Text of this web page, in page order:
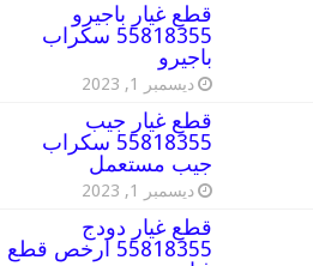
قطع غيار باجيرو
55818355 سكراب
باجيرو
ديسمبر 1, 2023
قطع غيار جيب
55818355 سكراب
جيب مستعمل
ديسمبر 1, 2023
قطع غيار دودج
55818355 ارخص قطع